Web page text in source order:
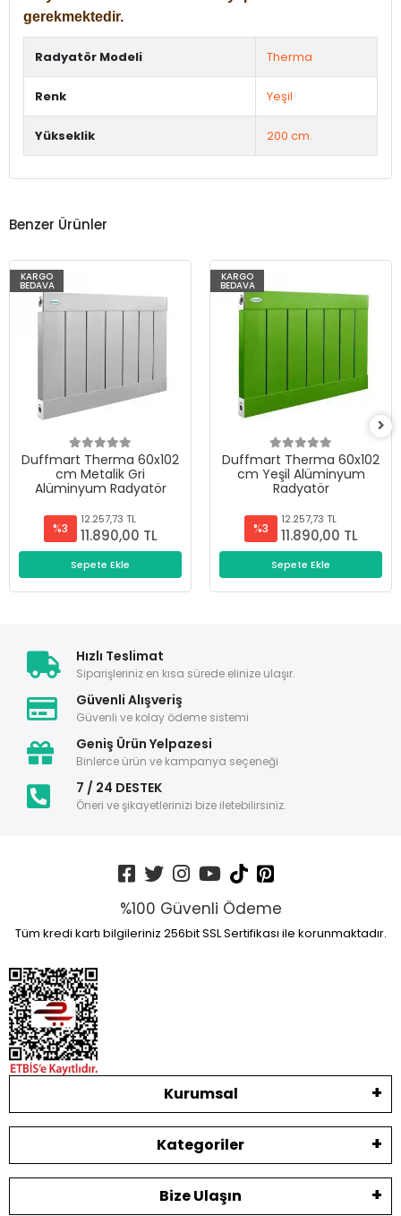
gerekmektedir.
Radyatör Modeli Therma
Renk Yeşil
Yükseklik 200 cm.
Benzer Ürünler
KARGO
BEDAVA
Duffmart Therma 60x102
cm Metalik Gri
Alüminyum Radyatör
%3
12.257,73 TL
11.890,00 TL
Sepete Ekle
KARGO
BEDAVA
Duffmart Therma 60x102
cm Yeşil Alüminyum
Radyatör
%3
12.257,73 TL
11.890,00 TL
Sepete Ekle
Hızlı Teslimat
Siparişleriniz en kısa sürede elinize ulaşır.
Güvenli Alışveriş
Güvenli ve kolay ödeme sistemi
Geniş Ürün Yelpazesi
Binlerce ürün ve kampanya seçeneği
7 / 24 DESTEK
Öneri ve şikayetlerinizi bize iletebilirsiniz.
%100 Güvenli Ödeme
Tüm kredi kartı bilgileriniz 256bit SSL Sertifikası ile korunmaktadır.
Kurumsal
Kategoriler
Bize Ulaşın